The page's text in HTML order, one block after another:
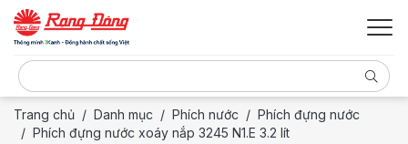
Trang chủ Danh mục Phích nước
Phích đựng nước
Phích đựng nước xoáy nắp 3245 N1.E 3.2 lít